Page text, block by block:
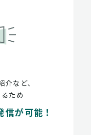
など、
ため
が可能！